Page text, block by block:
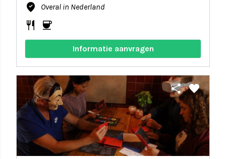
where_to_vote Overal in Nederland
restaurant coffee
Informatie aanvragen
share favorite